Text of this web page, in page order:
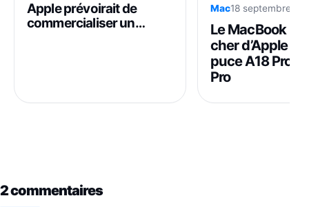
Apple prévoirait de
commercialiser un
Mac18 septembre
Le MacBook
cher d’Apple
puce A18 Pro
Pro
2 commentaires